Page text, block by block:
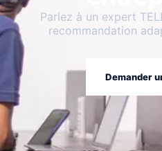
Parlez à un expert
recommandation
Demander